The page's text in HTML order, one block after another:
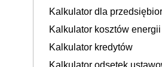
Kalkulator dla
Kalkulator kosztów energii
Kalkulator kredytów